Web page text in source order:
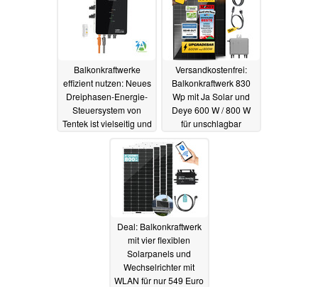
03.12.2023
Balkonkraftwerke
effizient nutzen: Neues
Dreiphasen-Energie-
Steuersystem von
Tentek ist vielseitig und
28.11.2023
Versandkostenfrei:
Balkonkraftwerk 830
Wp mit Ja Solar und
Deye 600 W / 800 W
für unschlagbar
Deal: Balkonkraftwerk
mit vier flexiblen
Solarpanels und
Wechselrichter mit
WLAN für nur 549 Euro